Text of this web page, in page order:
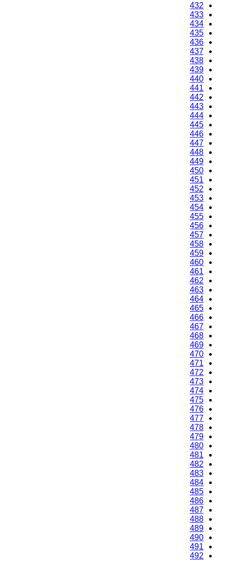
432
433
434
435
436
437
438
439
440
441
442
443
444
445
446
447
448
449
450
451
452
453
454
455
456
457
458
459
460
461
462
463
464
465
466
467
468
469
470
471
472
473
474
475
476
477
478
479
480
481
482
483
484
485
486
487
488
489
490
491
492